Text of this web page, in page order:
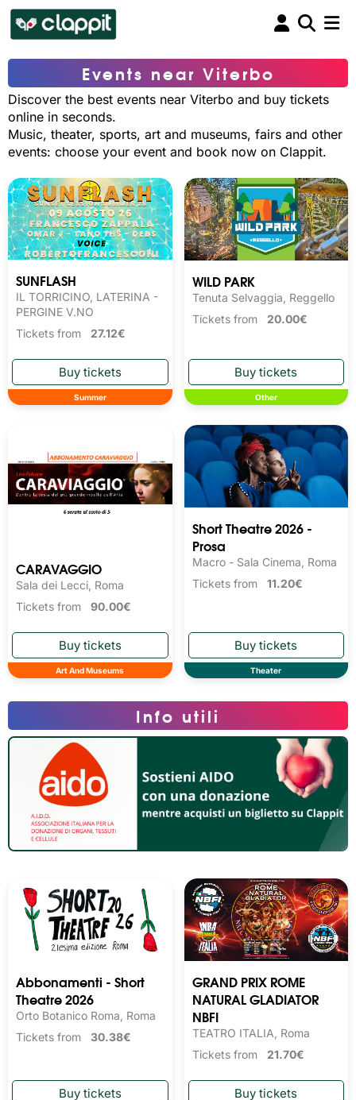
Events near Viterbo
Discover the best events near Viterbo and buy tickets
online in seconds.
Music, theater, sports, art and museums, fairs and other
events: choose your event and book now on Clappit.
SUNFLASH
IL TORRICINO, LATERINA -
PERGINE V.NO
Tickets from 27.12€
Summer
WILD PARK
Tenuta Selvaggia, Reggello
Tickets from 20.00€
Other
CARAVAGGIO
Sala dei Lecci, Roma
Tickets from 90.00€
Art And Museums
Short Theatre 2026 -
Prosa
Macro - Sala Cinema, Roma
Tickets from 11.20€
Theater
Abbonamenti - Short
Theatre 2026
Orto Botanico Roma, Roma
Tickets from 30.38€
GRAND PRIX ROME
NATURAL GLADIATOR
NBFI
TEATRO ITALIA, Roma
Tickets from 21.70€
Info utili